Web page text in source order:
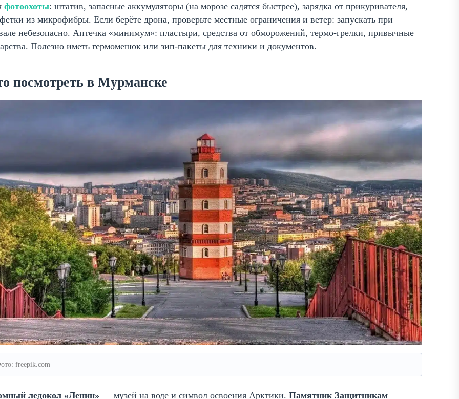
фотоохоты: штатив, запасные аккумуляторы (на морозе садятся быстрее), зарядка от прикуривателя,
из микрофибры. Если берёте дрона, проверьте местные ограничения и ветер: запускать при
небезопасно. Аптечка «минимум»: пластыри, средства от обморожений, термо-грелки, привычные
Полезно иметь гермомешок или зип-пакеты для техники и документов.
посмотреть в Мурманске
freepik.com
ледокол «Ленин» — музей на воде и символ освоения Арктики. Памятник Защитникам